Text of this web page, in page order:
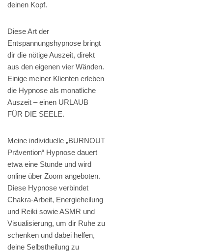
deinen Kopf.
Diese Art der
Entspannungshypnose bringt
dir die nötige Auszeit, direkt
aus den eigenen vier Wänden.
Einige meiner Klienten erleben
die Hypnose als monatliche
Auszeit – einen URLAUB
FÜR DIE SEELE.
Meine individuelle „BURNOUT
Prävention“ Hypnose dauert
etwa eine Stunde und wird
online über Zoom angeboten.
Diese Hypnose verbindet
Chakra-Arbeit, Energieheilung
und Reiki sowie ASMR und
Visualisierung, um dir Ruhe zu
schenken und dabei helfen,
deine Selbstheilung zu